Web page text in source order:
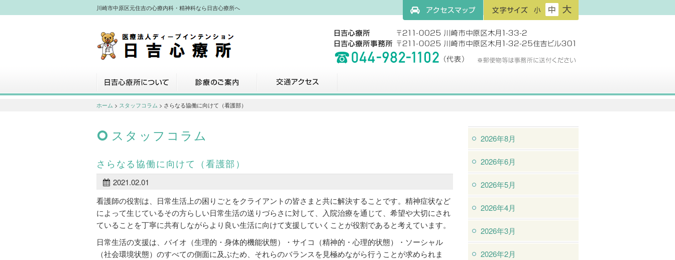
川崎市中原区元住吉の心療内科・精神科なら日吉心療所へ
フ
ン
サ
小
フ
ン
サ
中
フ
ン
サ
大
なら日吉心療所へ
日吉心療所について 診療のご案内
ホーム > スタッフコラム > さらなる協働に向けて（看護部）
スタッフコラム
さらなる協働に向けて（看護部）
2021.02.01
看護師の役割は、日常生活上の困りごとをクライアントの皆さまと共に解決することです。精神症状など
によって生じているその方らしい日常生活の送りづらさに対して、入院治療を通じて、希望や大切にされ
ていることを丁寧に共有しながらより良い生活に向けて支援していくことが役割であると考えています。
日常生活の支援は、バイオ（生理的・身体的機能状態）・サイコ（精神的・心理的状態）・ソーシャル
（社会環境状態）のすべての側面に及ぶため、それらのバランスを見極めながら行うことが求められま
2026年8月
2026年6月
2026年5月
2026年4月
2026年3月
2026年2月